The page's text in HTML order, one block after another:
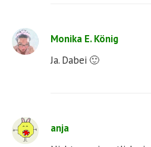
Monika E. König
Ja. Dabei 🙂
anja